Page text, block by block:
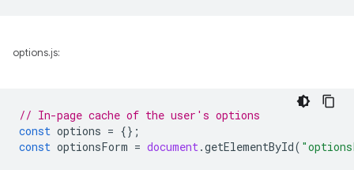
options.js:
// In-page cache of the user's options
const options = {};
const optionsForm = document.getElementById(